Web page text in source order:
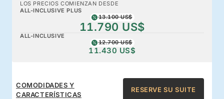
LOS PRECIOS COMIENZAN DESDE
ALL-INCLUSIVE PLUS
13.100 US$
11.790 US$
ALL-INCLUSIVE
12.700 US$
11.430 US$
COMODIDADES Y
CARACTERÍSTICAS
RESERVE SU SUITE